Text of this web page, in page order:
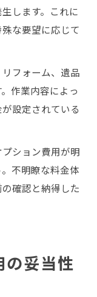
します。これに
な要望に応じて
フォーム、遺品
作業内容によっ
設定されている
ション費用が明
不明瞭な料金体
確認と納得した
の妥当性